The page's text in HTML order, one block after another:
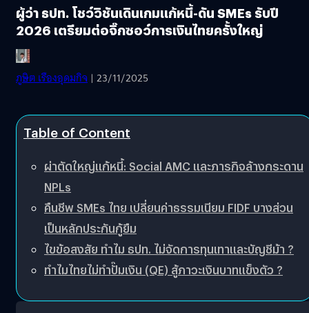
ผู้ว่า ธปท. โชว์วิชันเดินเกมแก้หนี้-ดัน SMEs รับปี
2026 เตรียมต่อจิ๊กซอว์การเงินไทยครั้งใหญ่
ภูษิต เรืองอุดมกิจ | 23/11/2025
Table of Content
ผ่าตัดใหญ่แก้หนี้: Social AMC และภารกิจล้างกระดาน
NPLs
คืนชีพ SMEs ไทย เปลี่ยนค่าธรรมเนียม FIDF บางส่วน
เป็นหลักประกันกู้ยืม
ไขข้อสงสัย ทำไม ธปท. ไม่จัดการทุนเทาและบัญชีม้า ?
ทำไมไทยไม่ทำปั๊มเงิน (QE) สู้ภาวะเงินบาทแข็งตัว ?